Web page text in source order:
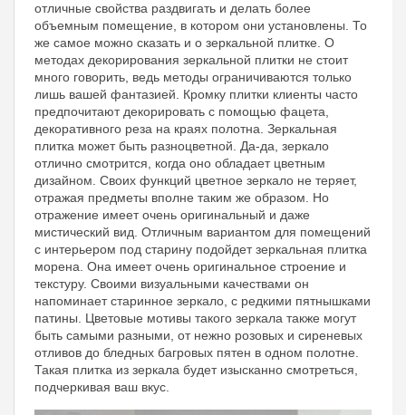
отличные свойства раздвигать и делать более
объемным помещение, в котором они установлены. То
же самое можно сказать и о зеркальной плитке. О
методах декорирования зеркальной плитки не стоит
много говорить, ведь методы ограничиваются только
лишь вашей фантазией. Кромку плитки клиенты часто
предпочитают декорировать с помощью фацета,
декоративного реза на краях полотна. Зеркальная
плитка может быть разноцветной. Да-да, зеркало
отлично смотрится, когда оно обладает цветным
дизайном. Своих функций цветное зеркало не теряет,
отражая предметы вполне таким же образом. Но
отражение имеет очень оригинальный и даже
мистический вид. Отличным вариантом для помещений
с интерьером под старину подойдет зеркальная плитка
морена. Она имеет очень оригинальное строение и
текстуру. Своими визуальными качествами он
напоминает старинное зеркало, с редкими пятнышками
патины. Цветовые мотивы такого зеркала также могут
быть самыми разными, от нежно розовых и сиреневых
отливов до бледных багровых пятен в одном полотне.
Такая плитка из зеркала будет изысканно смотреться,
подчеркивая ваш вкус.